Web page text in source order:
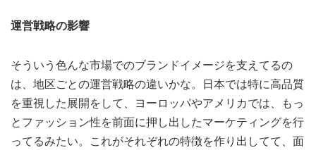
運営戦略の影響
そういう色んな市場でのブランドイメージを支えてるの
は、地区ごとの運営戦略の違いかな。日本では特に高品質
を重視した展開をして、ヨーロッパやアメリカでは、もっ
とファッション性を前面に押し出したマーケティングを行
ってるみたい。これがそれぞれの特徴を作り出してて、面